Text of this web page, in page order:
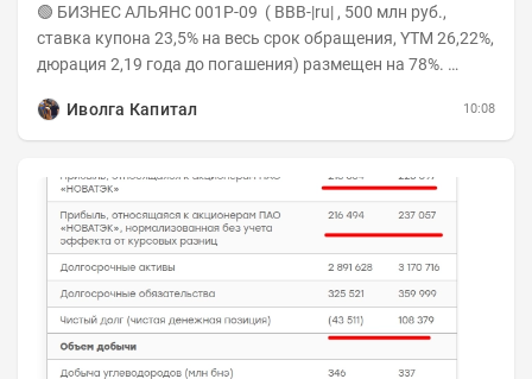
🟢 БИЗНЕС АЛЬЯНС 001P-09 ( BBB-|ru| , 500 млн руб.,
ставка купона 23,5% на весь срок обращения, YTM 26,22%,
дюрация 2,19 года до погашения) размещен на 78%.
Иволга Капитал
10:08